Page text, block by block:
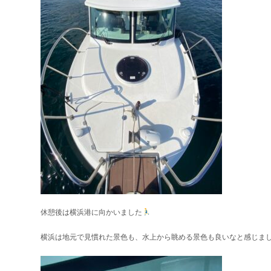
休憩後は横浜港に向かいました
横浜は地元で見慣れた景色も、水上から眺める景色も良いなと感じま